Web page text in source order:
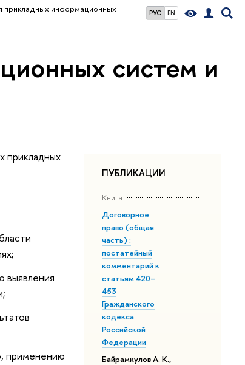
РУС EN
прикладных информационных
систем и
ПУБЛИКАЦИИ
Книга
Договорное
право (общая
часть) :
постатейный
комментарий к
статьям 420–
453
Гражданского
кодекса
Российской
Федерации
Байрамкулов А. К.,
прикладных
выявления
применению